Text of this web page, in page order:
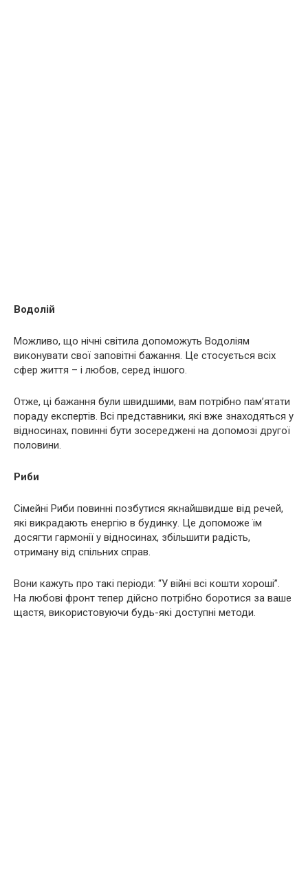
Водолій
Можливо, що нічні світила допоможуть Водоліям
виконувати свої заповітні бажання. Це стосується всіх
сфер життя – і любов, серед іншого.
Отже, ці бажання були швидшими, вам потрібно пам’ятати
пораду експертів. Всі представники, які вже знаходяться у
відносинах, повинні бути зосереджені на допомозі другої
половини.
Риби
Сімейні Риби повинні позбутися якнайшвидше від речей,
які викрадають енергію в будинку. Це допоможе їм
досягти гармонії у відносинах, збільшити радість,
отриману від спільних справ.
Вони кажуть про такі періоди: “У війні всі кошти хороші”.
На любові фронт тепер дійсно потрібно боротися за ваше
щастя, використовуючи будь-які доступні методи.